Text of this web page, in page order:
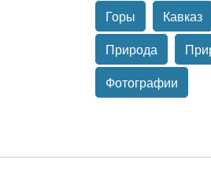
Горы Кавказ
Природа
Фотографии